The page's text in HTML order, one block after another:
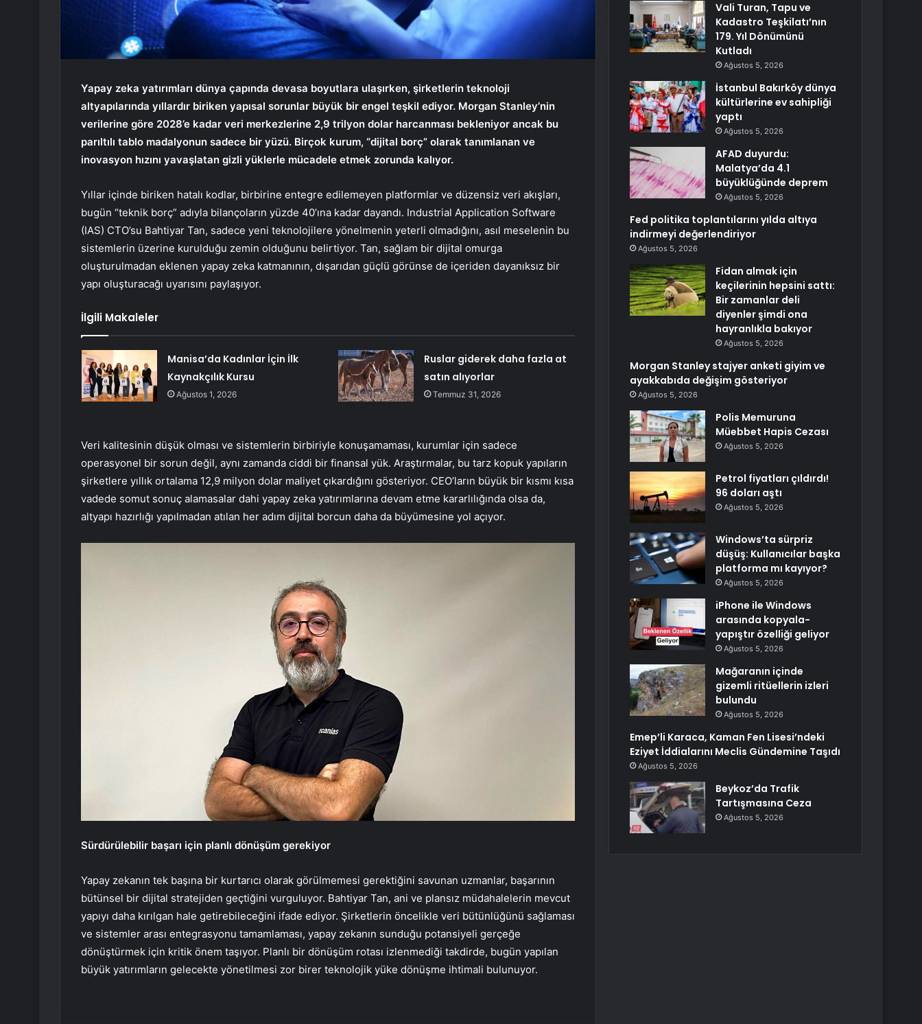
Yapay zeka yatırımları dünya çapında devasa boyutlara ulaşırken, şirketlerin teknoloji
altyapılarında yıllardır biriken yapısal sorunlar büyük bir engel teşkil ediyor. Morgan Stanley’nin
verilerine göre 2028’e kadar veri merkezlerine 2,9 trilyon dolar harcanması bekleniyor ancak bu
parıltılı tablo madalyonun sadece bir yüzü. Birçok kurum, “dijital borç” olarak tanımlanan ve
inovasyon hızını yavaşlatan gizli yüklerle mücadele etmek zorunda kalıyor.
Yıllar içinde biriken hatalı kodlar, birbirine entegre edilemeyen platformlar ve düzensiz veri akışları,
bugün “teknik borç” adıyla bilançoların yüzde 40’ına kadar dayandı. Industrial Application Software
(IAS) CTO’su Bahtiyar Tan, sadece yeni teknolojilere yönelmenin yeterli olmadığını, asıl meselenin bu
sistemlerin üzerine kurulduğu zemin olduğunu belirtiyor. Tan, sağlam bir dijital omurga
oluşturulmadan eklenen yapay zeka katmanının, dışarıdan güçlü görünse de içeriden dayanıksız bir
yapı oluşturacağı uyarısını paylaşıyor.
İlgili Makaleler
Manisa’da Kadınlar İçin İlk
Kaynakçılık Kursu
Ağustos 1, 2026
Ruslar giderek daha fazla at
satın alıyorlar
Temmuz 31, 2026
Veri kalitesinin düşük olması ve sistemlerin birbiriyle konuşamaması, kurumlar için sadece
operasyonel bir sorun değil, aynı zamanda ciddi bir finansal yük. Araştırmalar, bu tarz kopuk yapıların
şirketlere yıllık ortalama 12,9 milyon dolar maliyet çıkardığını gösteriyor. CEO’ların büyük bir kısmı kısa
vadede somut sonuç alamasalar dahi yapay zeka yatırımlarına devam etme kararlılığında olsa da,
altyapı hazırlığı yapılmadan atılan her adım dijital borcun daha da büyümesine yol açıyor.
Sürdürülebilir başarı için planlı dönüşüm gerekiyor
Yapay zekanın tek başına bir kurtarıcı olarak görülmemesi gerektiğini savunan uzmanlar, başarının
bütünsel bir dijital stratejiden geçtiğini vurguluyor. Bahtiyar Tan, ani ve plansız müdahalelerin mevcut
yapıyı daha kırılgan hale getirebileceğini ifade ediyor. Şirketlerin öncelikle veri bütünlüğünü sağlaması
ve sistemler arası entegrasyonu tamamlaması, yapay zekanın sunduğu potansiyeli gerçeğe
dönüştürmek için kritik önem taşıyor. Planlı bir dönüşüm rotası izlenmediği takdirde, bugün yapılan
büyük yatırımların gelecekte yönetilmesi zor birer teknolojik yüke dönüşme ihtimali bulunuyor.
Vali Turan, Tapu ve
Kadastro Teşkilatı’nın
179. Yıl Dönümünü
Kutladı
Ağustos 5, 2026
İstanbul Bakırköy dünya
kültürlerine ev sahipliği
yaptı
Ağustos 5, 2026
AFAD duyurdu:
Malatya’da 4.1
büyüklüğünde deprem
Ağustos 5, 2026
Fed politika toplantılarını yılda altıya
indirmeyi değerlendiriyor
Ağustos 5, 2026
Fidan almak için
keçilerinin hepsini sattı:
Bir zamanlar deli
diyenler şimdi ona
hayranlıkla bakıyor
Ağustos 5, 2026
Morgan Stanley stajyer anketi giyim ve
ayakkabıda değişim gösteriyor
Ağustos 5, 2026
Polis Memuruna
Müebbet Hapis Cezası
Ağustos 5, 2026
Petrol fiyatları çıldırdı!
96 doları aştı
Ağustos 5, 2026
Windows’ta sürpriz
düşüş: Kullanıcılar başka
platforma mı kayıyor?
Ağustos 5, 2026
iPhone ile Windows
arasında kopyala-
yapıştır özelliği geliyor
Ağustos 5, 2026
Mağaranın içinde
gizemli ritüellerin izleri
bulundu
Ağustos 5, 2026
Emep’li Karaca, Kaman Fen Lisesi’ndeki
Eziyet İddialarını Meclis Gündemine Taşıdı
Ağustos 5, 2026
Beykoz’da Trafik
Tartışmasına Ceza
Ağustos 5, 2026